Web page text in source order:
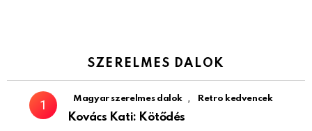
SZERELMES DALOK
Magyar szerelmes dalok , Retro kedvencek
Kovács Kati: Kötődés